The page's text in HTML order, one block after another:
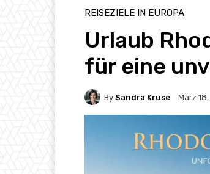
REISEZIELE IN EUROPA
Urlaub
für eine
By Sandra Kruse März